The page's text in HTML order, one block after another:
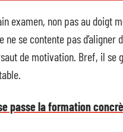
examen, non pas au doigt
se contente pas d’aligner
de motivation. Bref, il se
passe la formation